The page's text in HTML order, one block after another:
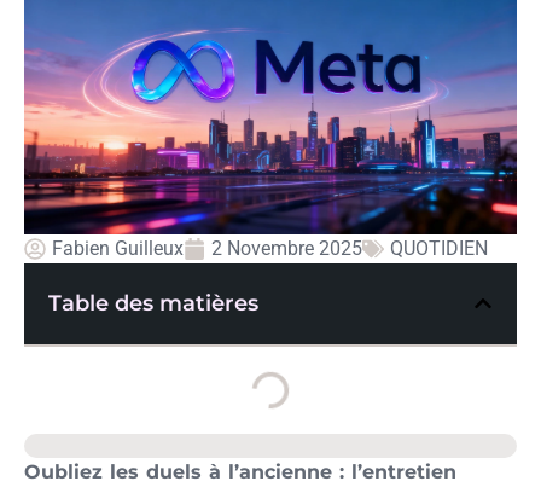
Fabien Guilleux 2 Novembre 2025 QUOTIDIEN
Table des matières
Oubliez les duels à l’ancienne : l’entretien